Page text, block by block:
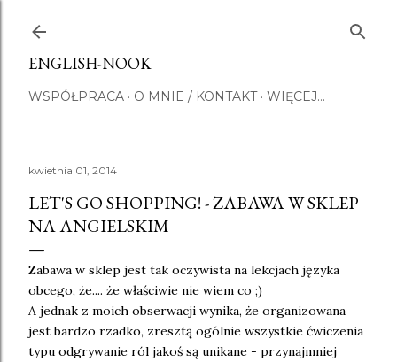
ENGLISH-NOOK
WSPÓŁPRACA O MNIE / KONTAKT WIĘCEJ…
kwietnia 01, 2014
LET'S GO SHOPPING! - ZABAWA W SKLEP
NA ANGIELSKIM
Zabawa w sklep jest tak oczywista na lekcjach języka
obcego, że.... że właściwie nie wiem co ;)
A jednak z moich obserwacji wynika, że organizowana
jest bardzo rzadko, zresztą ogólnie wszystkie ćwiczenia
typu odgrywanie ról jakoś są unikane - przynajmniej